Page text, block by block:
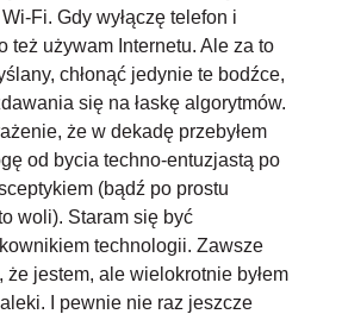
Fi. Gdy wyłączę telefon i
też używam Internetu. Ale za to
chłonąć jedynie te bodźce,
się na łaskę algorytmów.
żew dekadę przebyłem
od bycia techno-entuzjastą po
(bądź po prostu
woli). Staram się być
technologii. Zawsze
że jestem, ale wielokrotnie byłem
I pewnie nie raz jeszcze